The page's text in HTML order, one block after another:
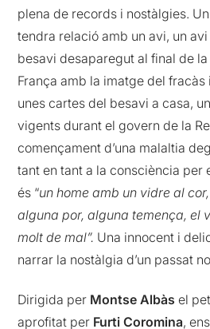
plena de records i nostàlgies.
tendra relació amb un avi, un avi
besavi desaparegut al final de
França amb la imatge del fracàs
unes cartes del besavi a casa,
vigents durant el govern de la
començament d’una malaltia
tant en tant a la consciència per
és “un home amb un vidre al
alguna por, alguna temença, el
molt de mal”. Una innocent i
narrar la nostàlgia d’un passat
Dirigida per Montse Albàs el
aprofitat per Furti Coromina,